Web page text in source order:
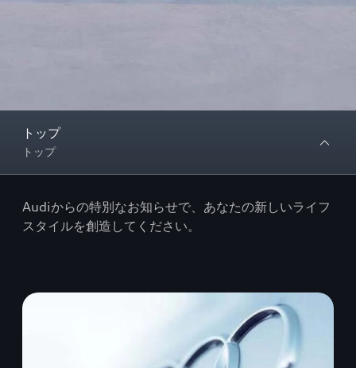
トップ
トップ
Audiからの特別なお知らせで、あなたの新しいライフ
スタイルを創造してください。